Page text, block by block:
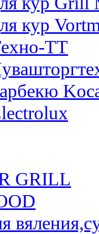
кур
ТТ
GRILL